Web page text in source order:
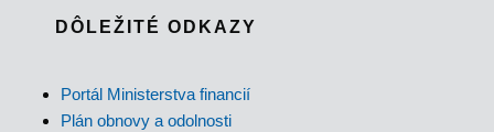
DÔLEŽITÉ ODKAZY
Portál Ministerstva financií
Plán obnovy a odolnosti